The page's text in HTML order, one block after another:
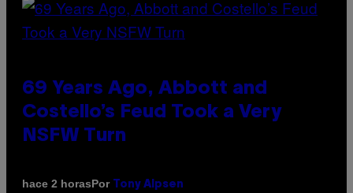
69 Years Ago, Abbott and
Costello’s Feud Took a Very
NSFW Turn
hace 2 horasPor Tony Alpsen